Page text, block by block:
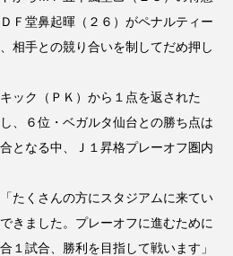
Ｆ堂鼻起暉（２６）がペナルティー
相手との競り合いを制してだめ押し
ック（ＰＫ）から１点を返された
、６位・ベガルタ仙台との勝ち点は
となる中、Ｊ１昇格プレーオフ圏内
たくさんの方にスタジアムに来てい
きました。プレーオフに進むために
１試合、勝利を目指して戦います」